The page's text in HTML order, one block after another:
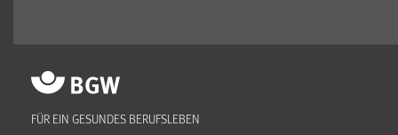
FÜR EIN GESUNDES BERUFSLEBEN